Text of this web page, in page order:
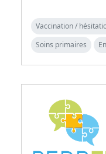
Vaccination /
Soins primaires